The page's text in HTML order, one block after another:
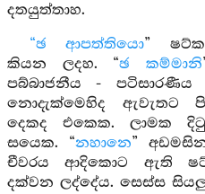
දතයුත්තාහ.
“ඡ ආපත්තියො”
කියන ලදහ. “ඡ කම්මානි
පබ්බාජනීය -
නොදැක්මෙහිද ඇවැතට
දෙකද එකෙක. ලාමක
සයෙක. “නහානෙ”
චීවරය ආදිකොට ඇති
දක්වන ලද්දේය. සෙස්ස